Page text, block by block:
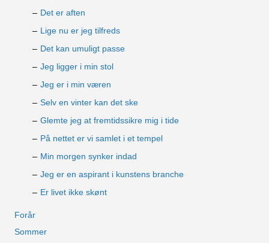
Det er aften
Lige nu er jeg tilfreds
Det kan umuligt passe
Jeg ligger i min stol
Jeg er i min væren
Selv en vinter kan det ske
Glemte jeg at fremtidssikre mig i tide
På nettet er vi samlet i et tempel
Min morgen synker indad
Jeg er en aspirant i kunstens branche
Er livet ikke skønt
Forår
Sommer